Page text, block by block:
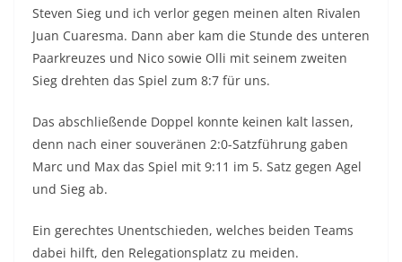
Steven Sieg und ich verlor gegen meinen alten Rivalen
Juan Cuaresma. Dann aber kam die Stunde des unteren
Paarkreuzes und Nico sowie Olli mit seinem zweiten
Sieg drehten das Spiel zum 8:7 für uns.
Das abschließende Doppel konnte keinen kalt lassen,
denn nach einer souveränen 2:0-Satzführung gaben
Marc und Max das Spiel mit 9:11 im 5. Satz gegen Agel
und Sieg ab.
Ein gerechtes Unentschieden, welches beiden Teams
dabei hilft, den Relegationsplatz zu meiden.